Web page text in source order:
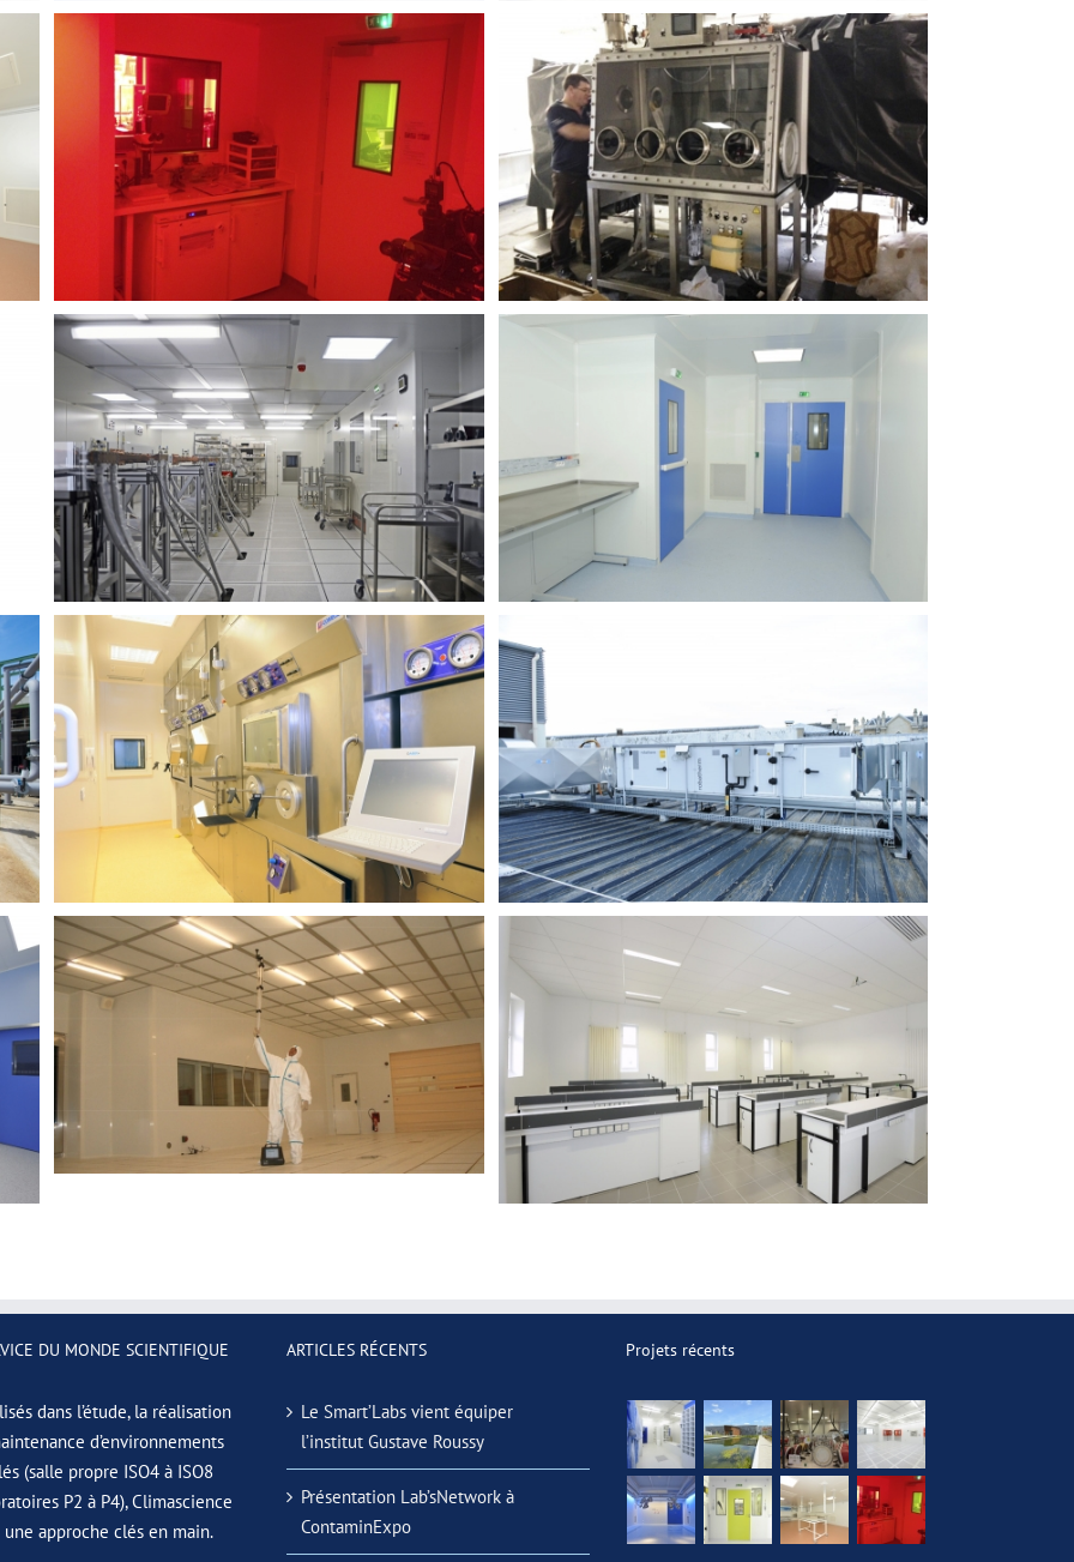
PROJET PERSÉE
CLÉS EN MAIN RACCORDEMENT PROCESS
MEDIBIO 45 – MELUN
CLÉS EN MAIN
INSTITUT COCHIN
TRAITEMENT D'AIR
LYCÉE BUFFON
MAINTENANCE
DU MONDE SCIENTIFIQUE
dans l’étude, la réalisation
d’environnements
(salle propre ISO4 à ISO8
P2 à P4), Climascience
approche clés en main.
ARTICLES RÉCENTS
Le Smart’Labs vient équiper
l’institut Gustave Roussy
Présentation Lab’sNetwork à
ContaminExpo
Projets récents